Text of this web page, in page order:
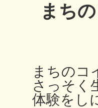
まち
まちのコ
さっそく
体験をし